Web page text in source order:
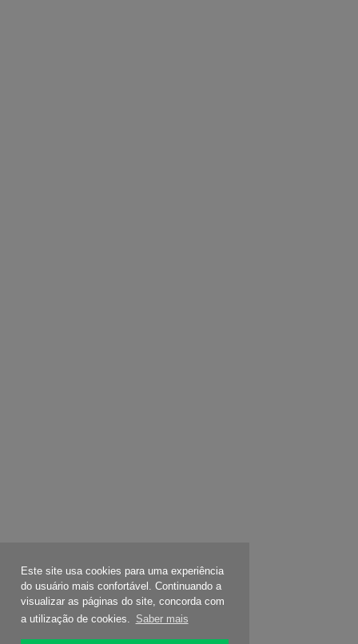
Este site usa cookies para uma experiência
do usuário mais confortável. Continuando a
visualizar as páginas do site, concorda com
a utilização de cookies. Saber mais